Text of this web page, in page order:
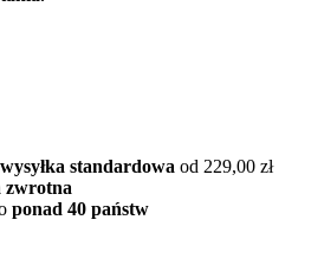
standardowa od 229,00 zł
zwrotna
ponad 40 państw